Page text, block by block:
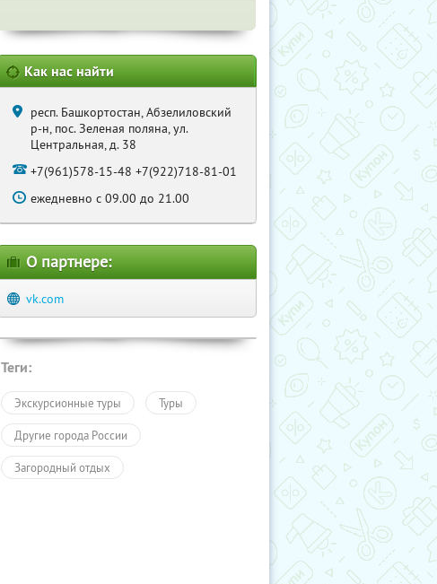
Как нас найти
респ. Башкортостан, Абзелиловский
р-н, пос. Зеленая поляна, ул.
Центральная, д. 38
+7(961)578-15-48 +7(922)718-81-01
ежедневно с 09.00 до 21.00
О партнере:
vk.com
Теги:
Экскурсионные туры Туры
Другие города России
Загородный отдых